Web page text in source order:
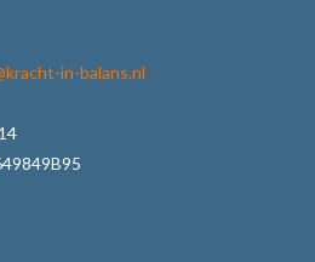
in-balans.nl